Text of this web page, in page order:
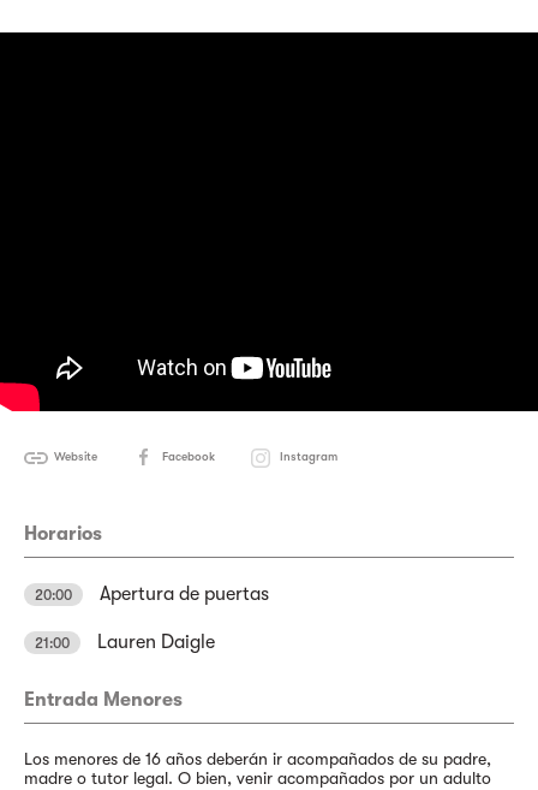
Website Facebook Instagram
Horarios
20:00 Apertura de puertas
21:00 Lauren Daigle
Entrada Menores
Los menores de 16 años deberán ir acompañados de su padre,
madre o tutor legal. O bien, venir acompañados por un adulto